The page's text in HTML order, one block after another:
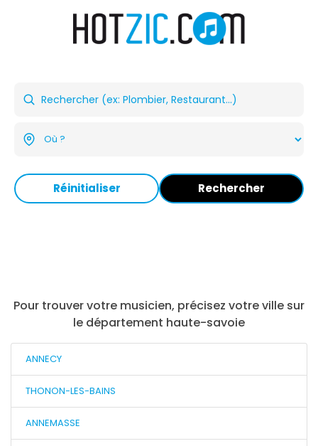
Réinitialiser Rechercher
Pour trouver votre musicien, précisez votre ville sur
le département haute-savoie
ANNECY
THONON-LES-BAINS
ANNEMASSE